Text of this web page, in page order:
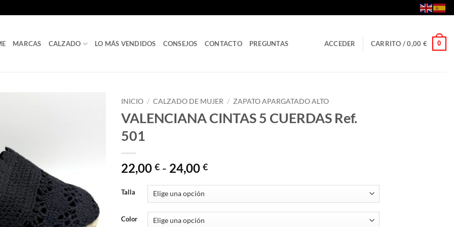
MARCAS CALZADO LO MÁS VENDIDOS CONSEJOS CONTACTO PREGUNTAS ACCEDER CARRITO /0,00 € 0
INICIO / CALZADO DE MUJER / ZAPATO APARGATADO ALTO
VALENCIANA CINTAS 5 CUERDAS Ref.
501
22,00 € - 24,00 €Rango
desde
22,00 €
Talla
Color